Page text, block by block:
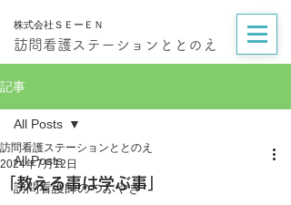
株式会社ＳＥーＥＮ
訪問看護ステーションととのえ
記事
All Posts
訪問看護師のつぶやき
All Posts
「教える事は学ぶ事」
訪問看護ステーションととのえ
2024年7月12日